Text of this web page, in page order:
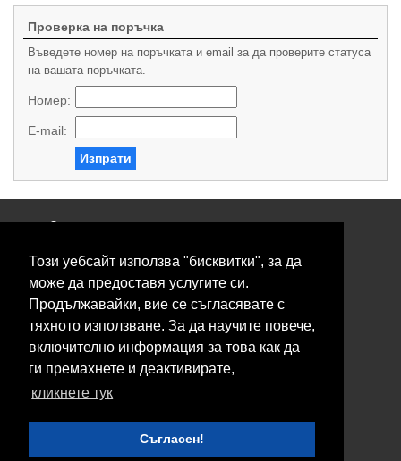
Този уебсайт използва "бисквитки", за да
може да предоставя услугите си.
Продължавайки, вие се съгласявате с
тяхното използване. За да научите повече,
включително информация за това как да
ги премахнете и деактивирате,
кликнете тук
Съгласен!
Проверка на поръчка
Въведете номер на поръчката и email за да проверите статуса
на вашата поръчката.
Номер:
E-mail:
Изпрати
Общи условия
Свържете се с нас
Контакти
Нашите сервизи
Блог
© 2026 Fransizkup.bg всички права запазени
Изграждане и поддръжка от
Boby_fransizkup